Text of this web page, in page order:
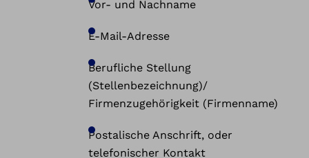
Vor- und Nachname
E-Mail-Adresse
Berufliche Stellung
(Stellenbezeichnung)/
Firmenzugehörigkeit (Firmenname)
Postalische Anschrift, oder
telefonischer Kontakt